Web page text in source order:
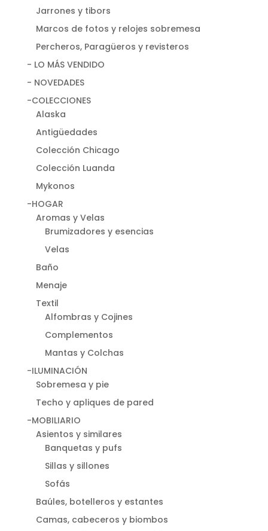
Jarrones y tibors
Marcos de fotos y relojes sobremesa
Percheros, Paragüeros y revisteros
- LO MÁS VENDIDO
- NOVEDADES
-COLECCIONES
Alaska
Antigüedades
Colección Chicago
Colección Luanda
Mykonos
-HOGAR
Aromas y Velas
Brumizadores y esencias
Velas
Baño
Menaje
Textil
Alfombras y Cojines
Complementos
Mantas y Colchas
-ILUMINACIÓN
Sobremesa y pie
Techo y apliques de pared
-MOBILIARIO
Asientos y similares
Banquetas y pufs
Sillas y sillones
Sofás
Baúles, botelleros y estantes
Camas, cabeceros y biombos